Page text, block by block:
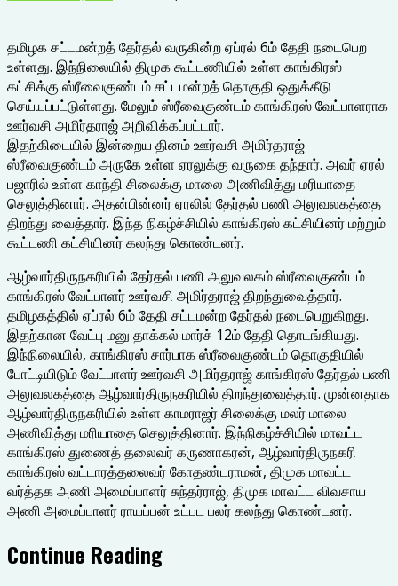
தமிழக சட்டமன்றத் தேர்தல் வருகின்ற ஏப்ரல் 6ம் தேதி நடைபெற
உள்ளது. இந்நிலையில் திமுக கூட்டணியில் உள்ள காங்கிரஸ்
கட்சிக்கு ஸ்ரீவைகுண்டம் சட்டமன்றத் தொகுதி ஒதுக்கீடு
செய்யப்பட்டுள்ளது. மேலும் ஸ்ரீவைகுண்டம் காங்கிரஸ் வேட்பாளராக
ஊர்வசி அமிர்தராஜ் அறிவிக்கப்பட்டார்.
இதற்கிடையில் இன்றைய தினம் ஊர்வசி அமிர்தராஜ்
ஸ்ரீவைகுண்டம் அருகே உள்ள ஏரலுக்கு வருகை தந்தார். அவர் ஏரல்
பஜாரில் உள்ள காந்தி சிலைக்கு மாலை அணிவித்து மரியாதை
செலுத்தினார். அதன்பின்னர் ஏரலில் தேர்தல் பணி அலுவலகத்தை
திறந்து வைத்தார். இந்த நிகழ்ச்சியில் காங்கிரஸ் கட்சியினர் மற்றும்
கூட்டணி கட்சியினர் கலந்து கொண்டனர்.
ஆழ்வார்திருநகரியில் தேர்தல் பணி அலுவலகம் ஸ்ரீவைகுண்டம்
காங்கிரஸ் வேட்பாளர் ஊர்வசி அமிர்தராஜ் திறந்துவைத்தார்.
தமிழகத்தில் ஏப்ரல் 6ம் தேதி சட்டமன்ற தேர்தல் நடைபெறுகிறது.
இதற்கான வேட்பு மனு தாக்கல் மார்ச் 12ம் தேதி தொடங்கியது.
இந்நிலையில், காங்கிரஸ் சார்பாக ஸ்ரீவைகுண்டம் தொகுதியில்
போட்டியிடும் வேட்பாளர் ஊர்வசி அமிர்தராஜ் காங்கிரஸ் தேர்தல் பணி
அலுவலகத்தை ஆழ்வார்திருநகரியில் திறந்துவைத்தார். முன்னதாக
ஆழ்வார்திருநகரியில் உள்ள காமராஜர் சிலைக்கு மலர் மாலை
அணிவித்து மரியாதை செலுத்தினார். இந்நிகழ்ச்சியில் மாவட்ட
காங்கிரஸ் துணைத் தலைவர் கருணாகரன், ஆழ்வார்திருநகரி
காங்கிரஸ் வட்டாரத்தலைவர் கோதண்டராமன், திமுக மாவட்ட
வர்த்தக அணி அமைப்பாளர் சுந்தர்ராஜ், திமுக மாவட்ட விவசாய
அணி அமைப்பாளர் ராயப்பன் உட்பட பலர் கலந்து கொண்டனர்.
Continue Reading